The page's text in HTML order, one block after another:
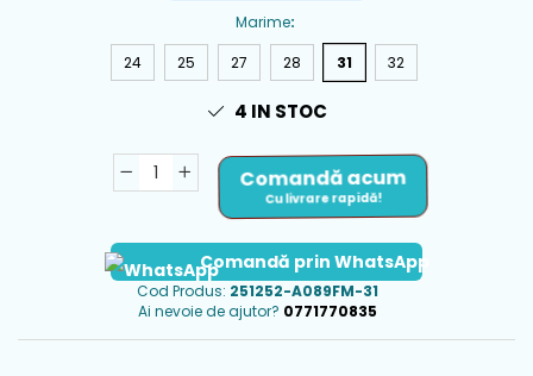
Marime:
24
25 27 28 31 32
4 IN STOC
Comandă acum
Cu livrare rapidă!
Comandă prin WhatsApp
Cod Produs: 251252-A089FM-31
Ai nevoie de ajutor? 0771770835